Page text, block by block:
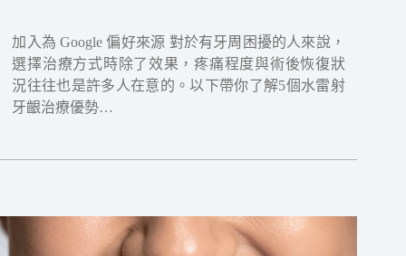
加入為 Google 偏好來源 對於有牙周困擾的人來說，
選擇治療方式時除了效果，疼痛程度與術後恢復狀
況往往也是許多人在意的。以下帶你了解5個水雷射
牙齦治療優勢…